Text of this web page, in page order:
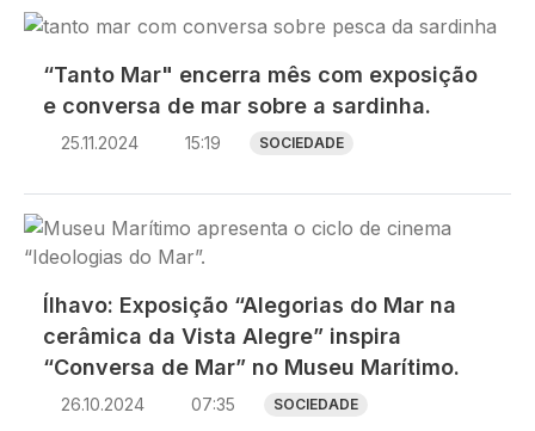
Imagem
“Tanto Mar" encerra mês com exposição
e conversa de mar sobre a sardinha.
25.11.2024 15:19 SOCIEDADE
Imagem
Ílhavo: Exposição “Alegorias do Mar na
cerâmica da Vista Alegre” inspira
“Conversa de Mar” no Museu Marítimo.
26.10.2024 07:35 SOCIEDADE